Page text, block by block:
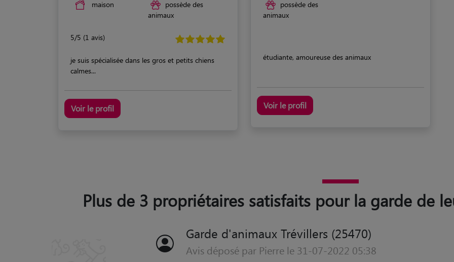
maison
possède des
animaux
5/5 (1 avis)
je suis spécialisée dans les gros et petits chiens
calmes...
Voir le profil
possède des
animaux
étudiante, amoureuse des animaux
Voir le profil
Plus de 3 propriétaires satisfaits pour la garde de
Garde d'animaux Trévillers (25470)
Avis déposé par Pierre le 19-07-2022 06:00